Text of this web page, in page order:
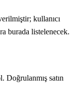
kullanıcı
burada listelenecek.
Doğrulanmış satın